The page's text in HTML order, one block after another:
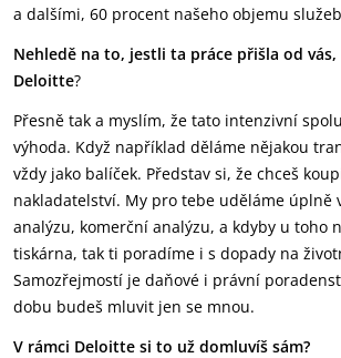
a dalšími, 60 procent našeho objemu
Nehledě na to, jestli ta práce přišla od
Deloitte?
Přesně tak a myslím, že tato intenzivní
výhoda. Když například děláme nějakou
vždy jako balíček. Představ si, že chceš
nakladatelství. My pro tebe uděláme úplně
analýzu, komerční analýzu, a kdyby u toho
tiskárna, tak ti poradíme i s dopady na
Samozřejmostí je daňové i právní
dobu budeš mluvit jen se mnou.
V rámci Deloitte si to už domluvíš sám?